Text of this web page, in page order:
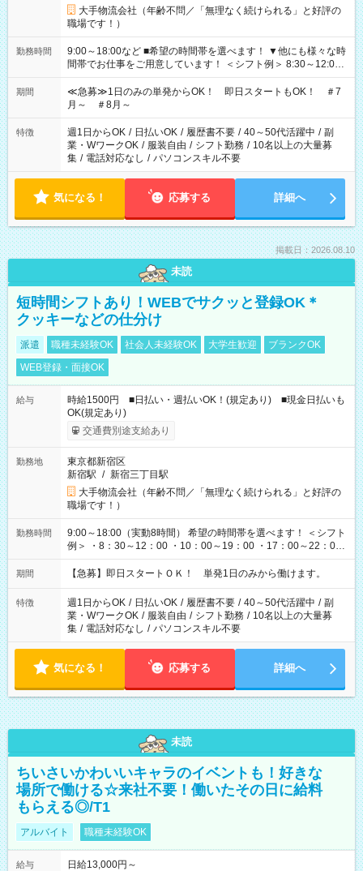
大手物流会社（年齢不問／「無理なく続けられる」と好評の
職場です！）
勤務時間
9:00～18:00など ■希望の時間帯を選べます！ ▼他にも様々な時
間帯でお仕事をご用意しています！ ＜シフト例＞ 8:30～12:00
17:00～22:00 13:00～22:00 22:00～翌6:00 など
期間
≪急募≫1日のみの単発からOK！ 即日スタートもOK！ ＃7
月～ ＃8月～
特徴 週1日からOK / 日払いOK / 履歴書不要 / 40～50代活躍中 / 副
業・WワークOK / 服装自由 / シフト勤務 / 10名以上の大量募
集 / 電話対応なし / パソコンスキル不要
気になる！ 応募する 詳細へ
掲載日：2026.08.10
未読
短時間シフトあり！WEBでサクッと登録OK＊
クッキーなどの仕分け
派遣 職種未経験OK 社会人未経験OK 大学生歓迎
ブランクOK
WEB登録・面接OK
給与
時給1500円 ■日払い・週払いOK！(規定あり) ■現金日払いも
OK(規定あり)
交通費別途支給あり
勤務地
東京都新宿区
新宿駅 / 新宿三丁目駅
大手物流会社（年齢不問／「無理なく続けられる」と好評の
職場です！）
勤務時間
9:00～18:00（実動8時間） 希望の時間帯を選べます！ ＜シフト
例＞ ・8：30～12：00 ・10：00～19：00 ・17：00～22：00
・13：00～22：00 ・22：00～翌6：00 など
期間 【急募】即日スタートＯＫ！ 単発1日のみから働けます。
特徴 週1日からOK / 日払いOK / 履歴書不要 / 40～50代活躍中 / 副
業・WワークOK / 服装自由 / シフト勤務 / 10名以上の大量募
集 / 電話対応なし / パソコンスキル不要
気になる！ 応募する 詳細へ
未読
ちいさいかわいいキャラのイベントも！好きな
場所で働ける☆来社不要！働いたその日に給料
もらえる◎/T1
アルバイト 職種未経験OK
給与
日給13,000円～